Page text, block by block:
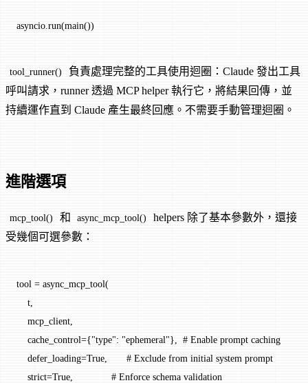
asyncio.run(main())
tool_runner()
負責處理完整的工具使用迴圈：Claude 發出工具
呼叫請求，runner 透過 MCP helper 執行它，將結果回傳，並
持續運作直到 Claude 產生最終回應。不需要手動管理迴圈。
進階選項
mcp_tool() 和 async_mcp_tool()
helpers 除了基本參數外，還接
受幾個可選參數：
tool = async_mcp_tool(
    t,
    mcp_client,
    cache_control
={"type": "ephemeral"}, # Enable prompt caching
    defer_loading
=True
# Exclude from initial system prompt
    strict
=True
# Enforce schema validation